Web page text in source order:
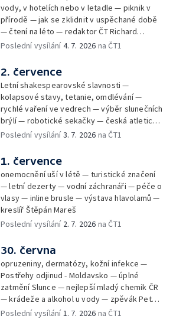
vody, v hotelích nebo v letadle — piknik v
přírodě — jak se zklidnit v uspěchané době
— čtení na léto — redaktor ČT Richard
Samko
Poslední vysílání4. 7. 2026 na ČT1
2. července
Letní shakespearovské slavnosti —
kolapsové stavy, tetanie, omdlévání —
rychlé vaření ve vedrech — výběr slunečních
brýlí — robotické sekačky — česká atletická
rekordmanka — psí seriál: výmarský
Poslední vysílání3. 7. 2026 na ČT1
1. července
onemocnění uší v létě — turistické značení
— letní dezerty — vodní záchranáři — péče o
vlasy — inline brusle — výstava hlavolamů —
kreslíř Štěpán Mareš
Poslední vysílání 2. 7. 2026 na ČT1
30. června
opruzeniny, dermatózy, kožní infekce —
Postřehy odjinud - Moldavsko — úplné
zatmění Slunce — nejlepší mladý chemik ČR
— krádeže a alkohol u vody — zpěvák Peter
Cmorik
Poslední vysílání1. 7. 2026 na ČT1